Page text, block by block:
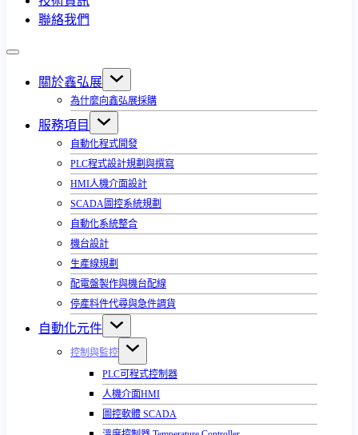
聯絡我們
關於鑫弘展
為什麼向鑫弘展採購
服務項目
自動化程式開發
PLC程式設計規劃與撰寫
HMI人機介面設計
SCADA圖控系統規劃
自動化系統整合
機台設計
生產線規劃
配電盤製作與機台配線
停產料件代尋與急件調貨
自動化元件
控制與監控
PLC可程式控制器
人機介面HMI
圖控軟體 SCADA